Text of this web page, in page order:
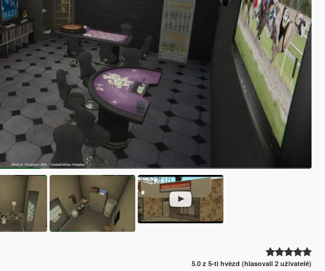
5.0 z 5-ti hvězd (hlasovali 2 uživatelé)